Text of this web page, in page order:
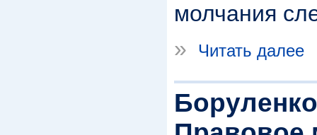
молчания
»
Читать далее